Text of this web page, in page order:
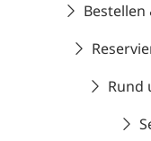
Bestellen
Rund